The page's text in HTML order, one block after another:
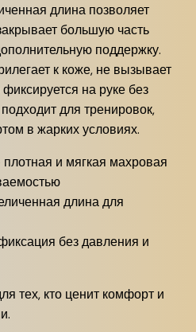
длина позволяет
большую часть
поддержку.
к коже, не вызывает
на руке без
для тренировок,
в жарких условиях.
и мягкая махровая
длина для
без давления и
тех, кто ценит комфорт и